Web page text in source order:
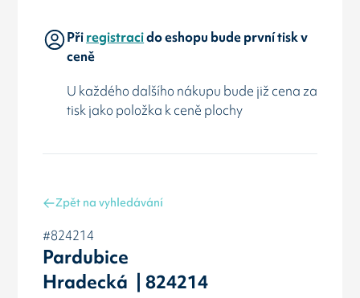
Přiregistracido eshopu bude první tisk v
ceně
U každého dalšího nákupu bude již cena za
tisk jako položka k ceně plochy
Zpět na vyhledávání
#824214
Pardubice
Hradecká | 824214